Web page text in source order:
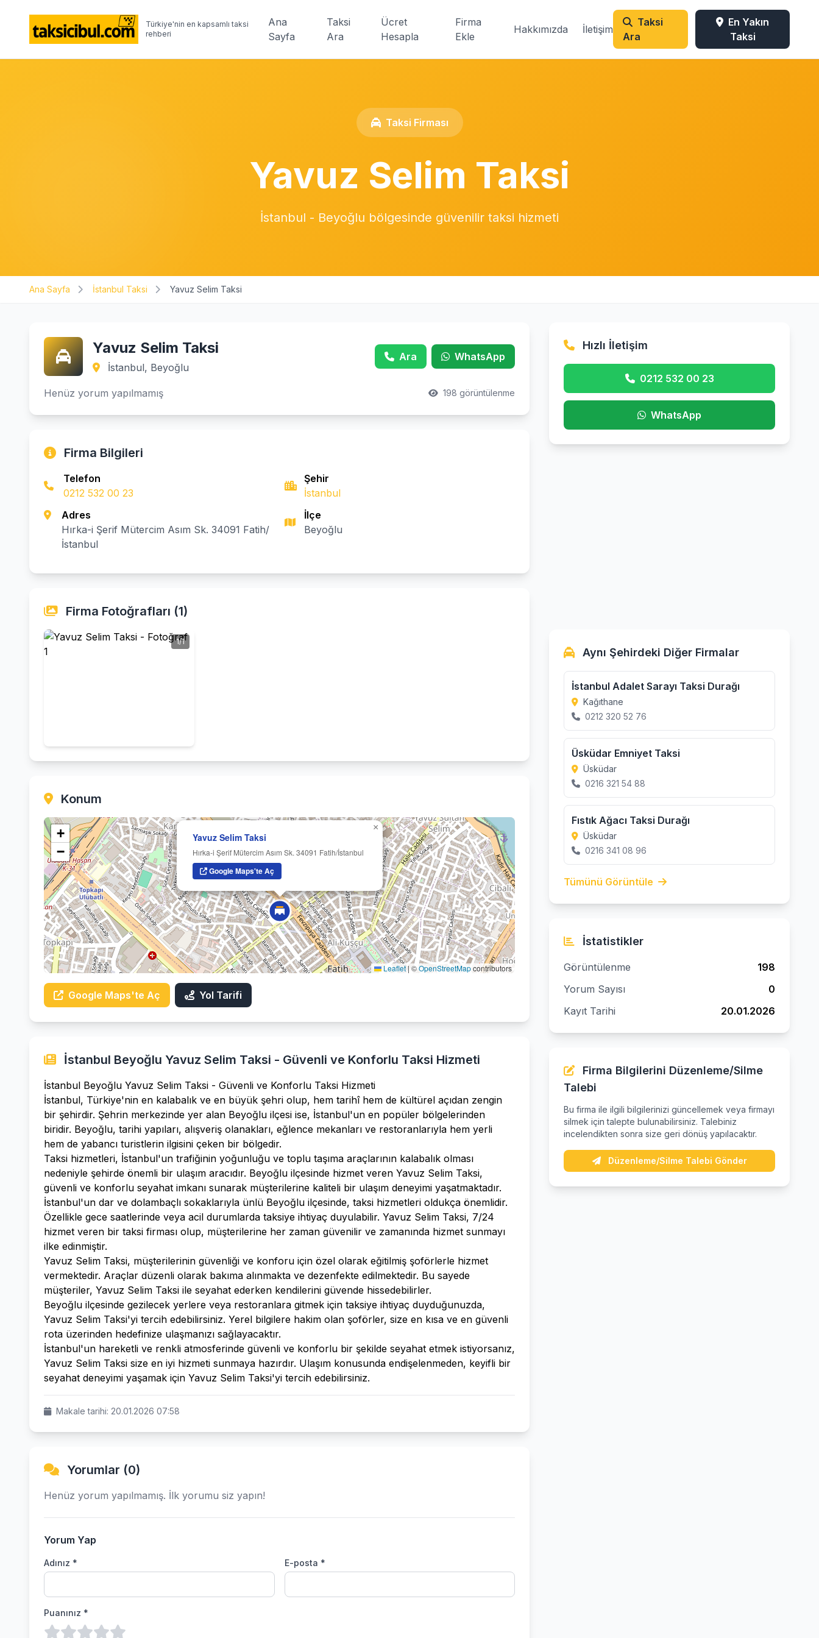
Türkiye'nin en kapsamlı taksi
rehberi
Ana
Sayfa
Taksi
Ara
Ücret
Hesapla
Firma
Ekle
Hakkımızda İletişim
Taksi
Ara
En Yakın
Taksi
Taksi Firması
Yavuz Selim Taksi
İstanbul - Beyoğlu bölgesinde güvenilir taksi hizmeti
Ana Sayfa İstanbul Taksi Yavuz Selim Taksi
Yavuz Selim Taksi
İstanbul, Beyoğlu
Ara WhatsApp
Henüz yorum yapılmamış 198 görüntülenme
Firma Bilgileri
Telefon
0212 532 00 23
Adres
Hırka-i Şerif Mütercim Asım Sk. 34091 Fatih/
İstanbul
Şehir
İstanbul
İlçe
Beyoğlu
Firma Fotoğrafları (1)
1/1
Konum
Yavuz Selim Taksi
Hırka-i Şerif Mütercim Asım Sk. 34091 Fatih/İstanbul
Google Maps'te Aç
×
+
−
Leaflet| ©OpenStreetMapcontributors
Google Maps'te Aç Yol Tarifi
İstanbul Beyoğlu Yavuz Selim Taksi - Güvenli ve Konforlu Taksi Hizmeti
İstanbul Beyoğlu Yavuz Selim Taksi - Güvenli ve Konforlu Taksi Hizmeti
İstanbul, Türkiye'nin en kalabalık ve en büyük şehri olup, hem tarihî hem de kültürel açıdan zengin
bir şehirdir. Şehrin merkezinde yer alan Beyoğlu ilçesi ise, İstanbul'un en popüler bölgelerinden
biridir. Beyoğlu, tarihi yapıları, alışveriş olanakları, eğlence mekanları ve restoranlarıyla hem yerli
hem de yabancı turistlerin ilgisini çeken bir bölgedir.
Taksi hizmetleri, İstanbul'un trafiğinin yoğunluğu ve toplu taşıma araçlarının kalabalık olması
nedeniyle şehirde önemli bir ulaşım aracıdır. Beyoğlu ilçesinde hizmet veren Yavuz Selim Taksi,
güvenli ve konforlu seyahat imkanı sunarak müşterilerine kaliteli bir ulaşım deneyimi yaşatmaktadır.
İstanbul'un dar ve dolambaçlı sokaklarıyla ünlü Beyoğlu ilçesinde, taksi hizmetleri oldukça önemlidir.
Özellikle gece saatlerinde veya acil durumlarda taksiye ihtiyaç duyulabilir. Yavuz Selim Taksi, 7/24
hizmet veren bir taksi firması olup, müşterilerine her zaman güvenilir ve zamanında hizmet sunmayı
ilke edinmiştir.
Yavuz Selim Taksi, müşterilerinin güvenliği ve konforu için özel olarak eğitilmiş şoförlerle hizmet
vermektedir. Araçlar düzenli olarak bakıma alınmakta ve dezenfekte edilmektedir. Bu sayede
müşteriler, Yavuz Selim Taksi ile seyahat ederken kendilerini güvende hissedebilirler.
Beyoğlu ilçesinde gezilecek yerlere veya restoranlara gitmek için taksiye ihtiyaç duyduğunuzda,
Yavuz Selim Taksi'yi tercih edebilirsiniz. Yerel bilgilere hakim olan şoförler, size en kısa ve en güvenli
rota üzerinden hedefinize ulaşmanızı sağlayacaktır.
İstanbul'un hareketli ve renkli atmosferinde güvenli ve konforlu bir şekilde seyahat etmek istiyorsanız,
Yavuz Selim Taksi size en iyi hizmeti sunmaya hazırdır. Ulaşım konusunda endişelenmeden, keyifli bir
seyahat deneyimi yaşamak için Yavuz Selim Taksi'yi tercih edebilirsiniz.
Makale tarihi: 20.01.2026 07:58
Yorumlar (0)
Henüz yorum yapılmamış. İlk yorumu siz yapın!
Yorum Yap
Adınız * E-posta *
Puanınız *
Hızlı İletişim
0212 532 00 23
WhatsApp
Aynı Şehirdeki Diğer Firmalar
İstanbul Adalet Sarayı Taksi Durağı
Kağıthane
0212 320 52 76
Üsküdar Emniyet Taksi
Üsküdar
0216 321 54 88
Fıstık Ağacı Taksi Durağı
Üsküdar
0216 341 08 96
Tümünü Görüntüle
İstatistikler
Görüntülenme
198
Yorum Sayısı
0
Kayıt Tarihi
20.01.2026
Firma Bilgilerini Düzenleme/Silme
Talebi
Bu firma ile ilgili bilgilerinizi güncellemek veya firmayı
silmek için talepte bulunabilirsiniz. Talebiniz
incelendikten sonra size geri dönüş yapılacaktır.
Düzenleme/Silme Talebi Gönder